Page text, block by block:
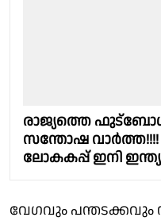
രാജ്യത്തെ
സന്തോഷ
ലോകകപ്പ് ഇനി
വേഗവും പന്തടക്കവും